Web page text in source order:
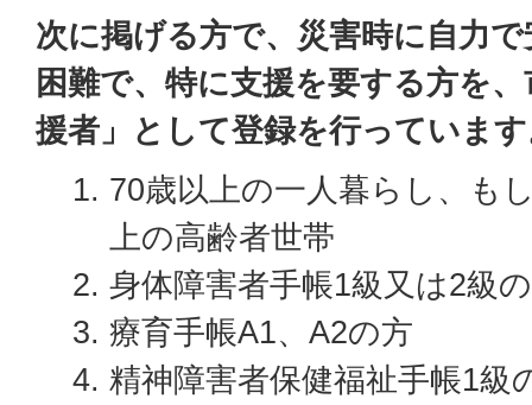
次に掲げる方で、災害時に自力
困難で、特に支援を要する方を
援者」として登録を行っていま
70歳以上の一人暮らし、も
上の高齢者世帯
身体障害者手帳1級又は2級
療育手帳A1、A2の方
精神障害者保健福祉手帳1級